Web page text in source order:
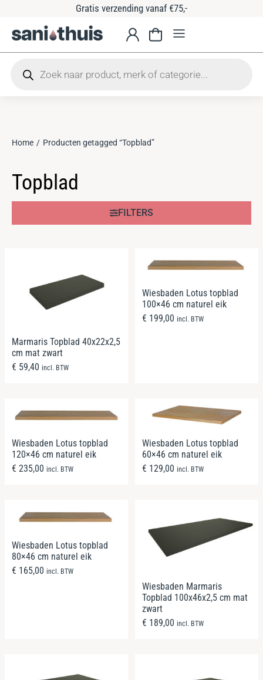
Gratis verzending vanaf €75,-
Je bent hier:
Home Producten getagged “Topblad”
Topblad
FILTERS
Marmaris Topblad 40x22x2,5
cm mat zwart
€ 59,40 incl. BTW
Wiesbaden Lotus topblad
100×46 cm naturel eik
€ 199,00 incl. BTW
Wiesbaden Lotus topblad
120×46 cm naturel eik
€ 235,00 incl. BTW
Wiesbaden Lotus topblad
60×46 cm naturel eik
€ 129,00 incl. BTW
Wiesbaden Lotus topblad
80×46 cm naturel eik
€ 165,00 incl. BTW
Wiesbaden Marmaris
Topblad 100x46x2,5 cm mat
zwart
€ 189,00 incl. BTW